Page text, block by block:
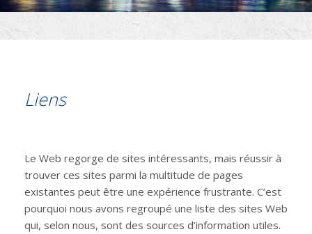
Liens
Le Web regorge de sites intéressants, mais réussir à
trouver ces sites parmi la multitude de pages
existantes peut être une expérience frustrante. C’est
pourquoi nous avons regroupé une liste des sites Web
qui, selon nous, sont des sources d’information utiles.